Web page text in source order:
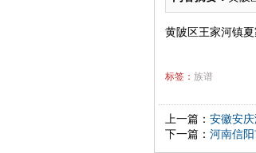
黄陂区王家河镇
标签： 族谱
上一篇： 安徽安
下一篇： 河南信